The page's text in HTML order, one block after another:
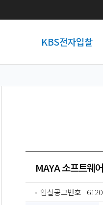
KBS전자입찰
MAYA 소프트웨
입찰공고번호